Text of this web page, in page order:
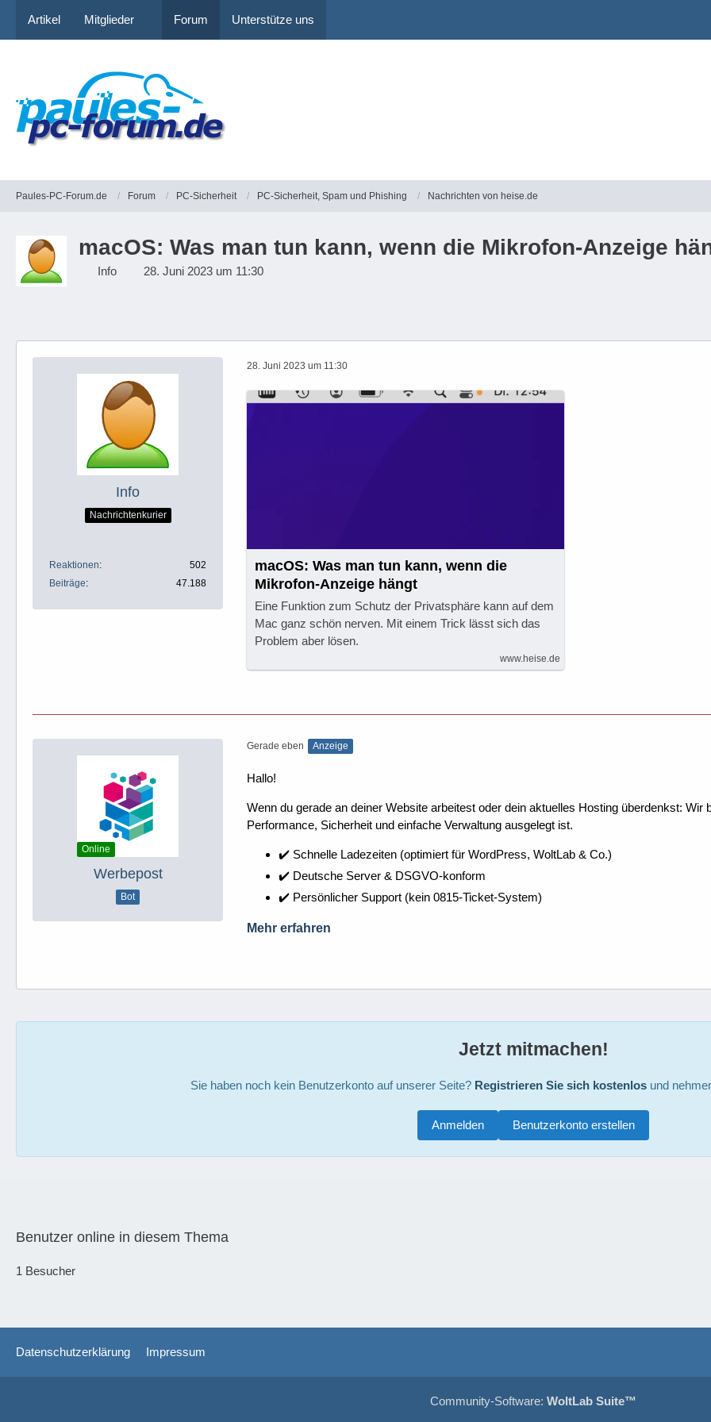
Artikel Mitglieder Forum Unterstütze uns
Paules-PC-Forum.de Forum PC-Sicherheit PC-Sicherheit, Spam und Phishing Nachrichten von heise.de
macOS: Was man tun kann, wenn die Mikrofon-Anzeige
Info 28. Juni 2023 um 11:30
Info
Nachrichtenkurier
Reaktionen
502
Beiträge
47.188
28. Juni 2023 um 11:30
macOS: Was man tun kann, wenn die
Mikrofon-Anzeige hängt
Eine Funktion zum Schutz der Privatsphäre kann auf dem
Mac ganz schön nerven. Mit einem Trick lässt sich das
Problem aber lösen.
www.heise.de
Online
Werbepost
Bot
Gerade eben Anzeige
Hallo!
Wenn du gerade an deiner Website arbeitest oder dein aktuelles Hosting überdenkst:
Performance, Sicherheit und einfache Verwaltung ausgelegt ist.
✔️ Schnelle Ladezeiten (optimiert für WordPress, WoltLab & Co.)
✔️ Deutsche Server & DSGVO-konform
✔️ Persönlicher Support (kein 0815-Ticket-System)
Mehr erfahren
Jetzt mitmachen!
Sie haben noch kein Benutzerkonto auf unserer Seite? Registrieren Sie sich kostenlosund
Benutzerkonto erstellen
Anmelden
Benutzer online in diesem Thema
1 Besucher
Datenschutzerklärung Impressum
Community-Software: WoltLab Suite™